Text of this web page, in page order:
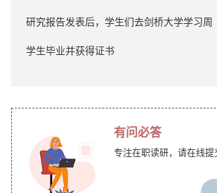
研究报告发表后，学生们去剑桥大学学习周
学生毕业并获得证书
有问必答
专注在职读研，请在线提